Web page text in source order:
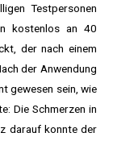
Testpersonen
kostenlos an 40
der nach einem
der Anwendung
gewesen sein, wie
Die Schmerzen in
darauf konnte der